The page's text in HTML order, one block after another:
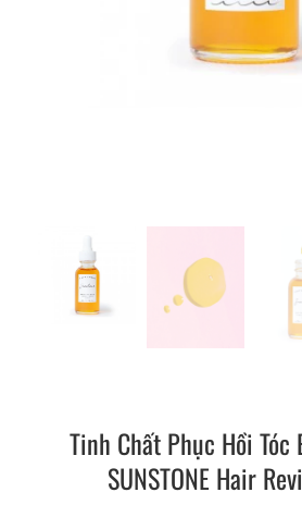
Tinh Chất Phục Hồi Tóc
SUNSTONE Hair